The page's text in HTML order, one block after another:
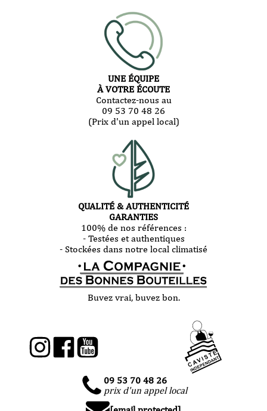
UNE ÉQUIPE
À VOTRE ÉCOUTE
Contactez-nous au
09 53 70 48 26
(Prix d'un appel local)
QUALITÉ & AUTHENTICITÉ
GARANTIES
100% de nos références :
- Testées et authentiques
- Stockées dans notre local climatisé
Buvez vrai, buvez bon.
09 53 70 48 26
prix d'un appel local